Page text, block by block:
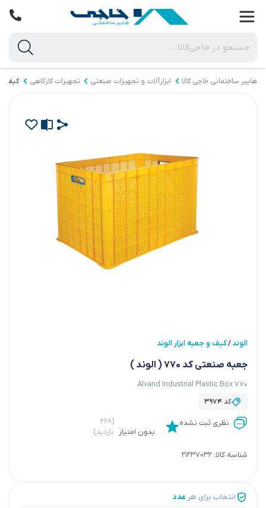
هایپر ساختمانی خاجی‌ کالا ابزارآلات و تجهیزات صنعتی تجهیزات کارگاهی کیف و
الوند/کیف و جعبه ابزار الوند
جعبه صنعتی کد 770 ( الوند )
Alvand Industrial Plastic Box 770
کد 3974
نظری ثبت نشده
بدون امتیاز
(۲۶۸
بازدید)
شناسه کالا: 21237032
انتخاب برای هر عدد